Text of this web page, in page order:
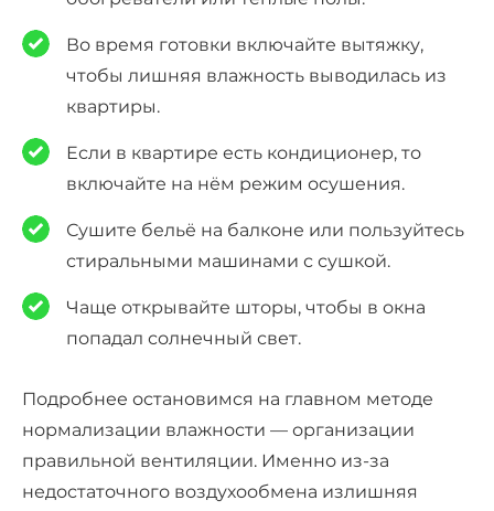
Во время готовки включайте вытяжку,
чтобы лишняя влажность выводилась из
квартиры.
Если в квартире есть кондиционер, то
включайте на нём режим осушения.
Сушите бельё на балконе или пользуйтесь
стиральными машинами с сушкой.
Чаще открывайте шторы, чтобы в окна
попадал солнечный свет.
Подробнее остановимся на главном методе
нормализации влажности — организации
правильной вентиляции. Именно из-за
недостаточного воздухообмена излишняя